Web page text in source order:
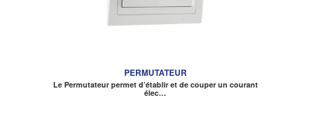
PERMUTATEUR
Le Permutateur permet d’établir et de couper un courant
élec…